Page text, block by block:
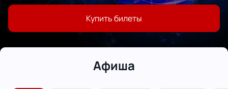
Купить билеты
Афиша